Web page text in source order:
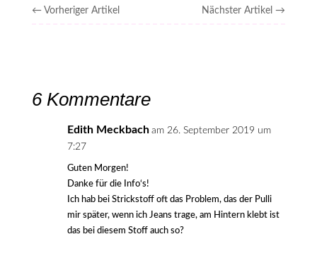
← Vorheriger Artikel Nächster Artikel →
6 Kommentare
Edith Meckbach am 26. September 2019 um
7:27
Guten Morgen!
Danke für die Info‘s!
Ich hab bei Strickstoff oft das Problem, das der Pulli
mir später, wenn ich Jeans trage, am Hintern klebt ist
das bei diesem Stoff auch so?